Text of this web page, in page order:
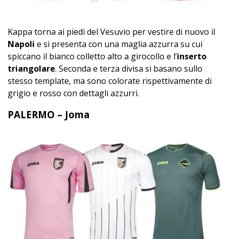
Kappa torna ai piedi del Vesuvio per vestire di nuovo il
Napoli e si presenta con una maglia azzurra su cui
spiccano il bianco colletto alto a girocollo e l’inserto
triangolare. Seconda e terza divisa si basano sullo
stesso template, ma sono colorate rispettivamente di
grigio e rosso con dettagli azzurri.
PALERMO – Joma